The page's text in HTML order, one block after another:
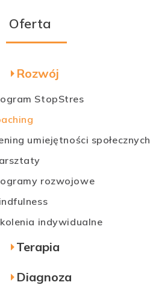
Oferta
Rozwój
StopStres
umiejętności społecznych
rozwojowe
indywidualne
Terapia
Diagnoza